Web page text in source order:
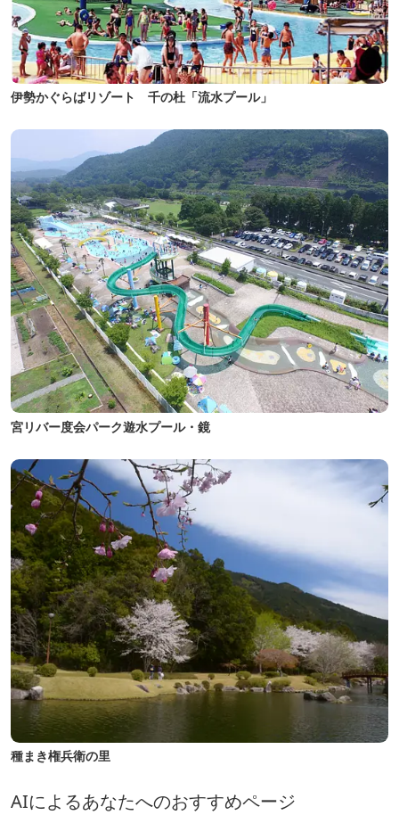
伊勢かぐらばリゾート 千の杜「流水プール」
宮リバー度会パーク遊水プール・鏡
種まき権兵衛の里
AIによるあなたへのおすすめページ